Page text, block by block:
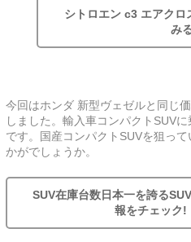
シトロエン c3 エアクロ
み
今回はホンダ 新型ヴェゼルと同じ
しました。輸入車コンパクトSUV
です。国産コンパクトSUVを狙っ
かがでしょうか。
SUV在庫台数日本一を誇る
報をチェック!